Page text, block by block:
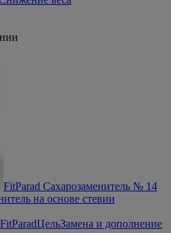
FitParad Сахарозаменитель № 14
на основе стевии
FitParadЦельЗамена и дополнение